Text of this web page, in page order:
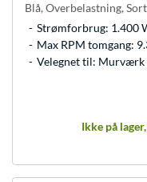
Blå, Overbelastning,
Strømforbrug: 1.400
Max RPM tomgang:
Velegnet til: Murværk
Ikke på